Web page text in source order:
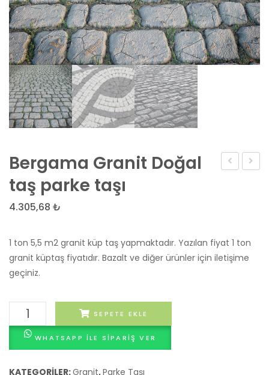
Özel
Bergama Granit Doğal
taş parke taşı
4.305,68 ₺
1 ton 5,5 m2 granit küp taş yapmaktadır. Yazılan fiyat 1 ton
granit küptaş fiyatıdır. Bazalt ve diğer ürünler için iletişime
geçiniz.
Bergama
Granit
Doğal
parke
SEPETE EKLE
WHATSAPP ILE SIPARIŞ VER
KATEGORILER:Granit,Parke Taşı